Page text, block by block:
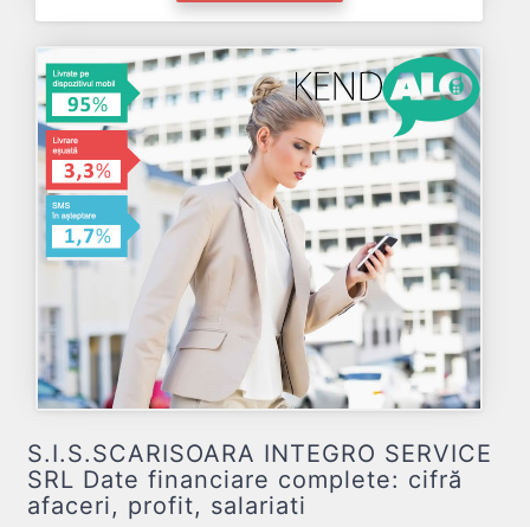
S.I.S.SCARISOARA INTEGRO SERVICE
SRL Date financiare complete: cifră
afaceri, profit, salariati